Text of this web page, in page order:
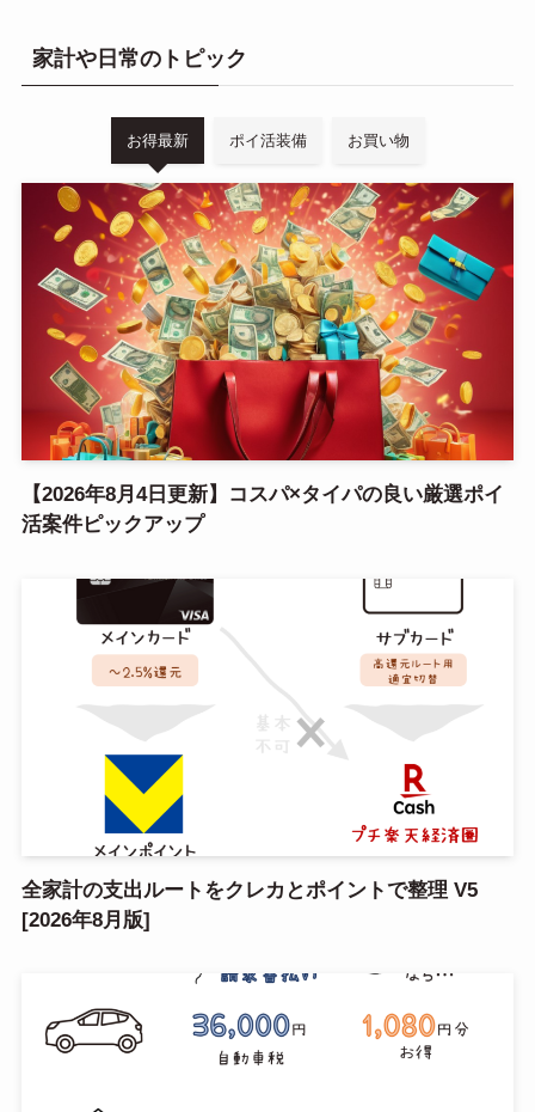
家計や日常のトピック
お得最新 ポイ活装備 お買い物
【2026年8月4日更新】コスパ×タイパの良い厳選ポイ
活案件ピックアップ
全家計の支出ルートをクレカとポイントで整理 V5
[2026年8月版]